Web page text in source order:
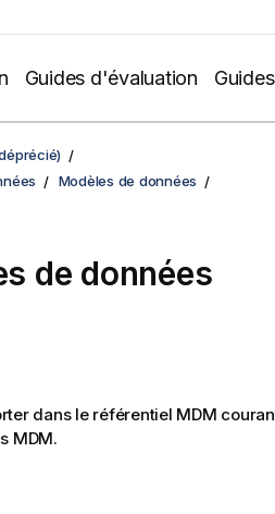
Guides d'évaluation
Modèles de données
de données
dans le référentiel MDM
MDM.